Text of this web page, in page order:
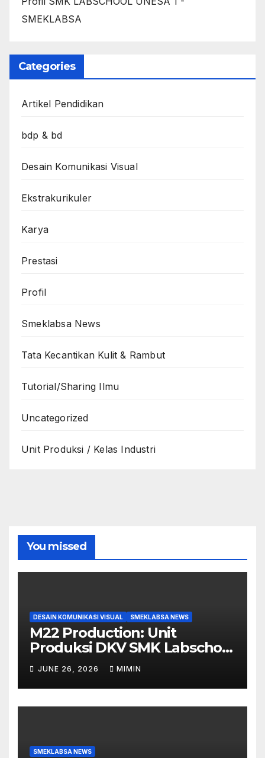
SMEKLABSA
Categories
Artikel Pendidikan
bdp & bd
Desain Komunikasi Visual
Ekstrakurikuler
Karya
Prestasi
Profil
Smeklabsa News
Tata Kecantikan Kulit & Rambut
Tutorial/Sharing Ilmu
Uncategorized
Unit Produksi / Kelas Industri
You missed
DESAIN KOMUNIKASI VISUAL SMEKLABSA NEWS
M22 Production: Unit
Produksi DKV SMK Labschool
Unesa 1 yang Siap Ambil
Peran di Berbagai Event
JUNE 26, 2026 MIMIN
SMEKLABSA NEWS